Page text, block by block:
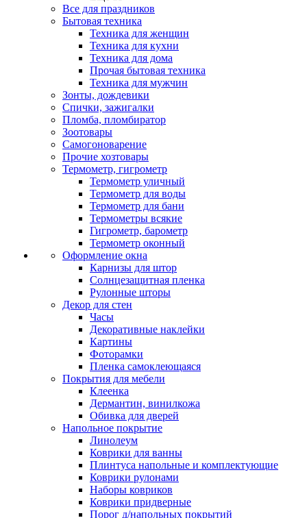
Все для праздников
Бытовая техника
Техника для женщин
Техника для кухни
Техника для дома
Прочая бытовая техника
Техника для мужчин
Зонты, дождевики
Спички, зажигалки
Пломба, пломбиратор
Зоотовары
Самогоноварение
Прочие хозтовары
Термометр, гигрометр
Термометр уличный
Термометр для воды
Термометр для бани
Термометры всякие
Гигрометр, барометр
Термометр оконный
Оформление окна
Карнизы для штор
Солнцезащитная пленка
Рулонные шторы
Декор для стен
Часы
Декоративные наклейки
Картины
Фоторамки
Пленка самоклеющаяся
Покрытия для мебели
Клеенка
Дермантин, винилкожа
Обивка для дверей
Напольное покрытие
Линолеум
Коврики для ванны
Плинтуса напольные и комплектующие
Коврики рулонами
Наборы ковриков
Коврики придверные
Порог д/напольных покрытий